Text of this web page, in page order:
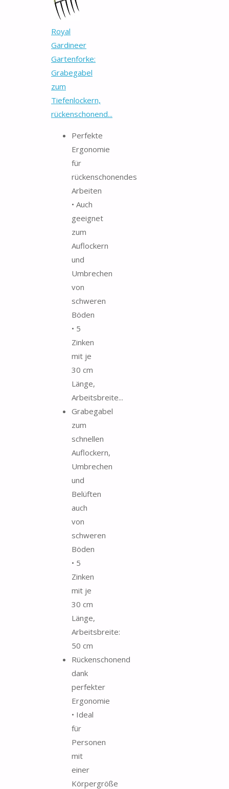
Royal
Gardineer
Gartenforke:
Grabegabel
zum
Tiefenlockern,
rückenschonend...
Perfekte
Ergonomie
für
rückenschonendes
Arbeiten
• Auch
geeignet
zum
Auflockern
und
Umbrechen
von
schweren
Böden
• 5
Zinken
mit je
30 cm
Länge,
Arbeitsbreite...
Grabegabel
zum
schnellen
Auflockern,
Umbrechen
und
Belüften
auch
von
schweren
Böden
• 5
Zinken
mit je
30 cm
Länge,
Arbeitsbreite:
50 cm
Rückenschonend
dank
perfekter
Ergonomie
• Ideal
für
Personen
mit
einer
Körpergröße